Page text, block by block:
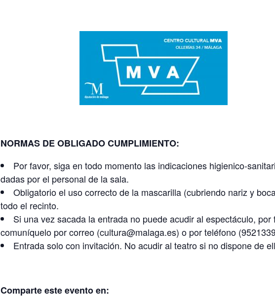
NORMAS DE OBLIGADO CUMPLIMIENTO:
Por favor, siga en todo momento las indicaciones higienico-
dadas por el personal de la sala.
Obligatorio el uso correcto de la mascarilla (cubriendo nariz y
todo el recinto.
Si una vez sacada la entrada no puede acudir al espectáculo, por
comuníquelo por correo (cultura@malaga.es) o por teléfono
Entrada solo con invitación. No acudir al teatro si no dispone de
Comparte este evento en: